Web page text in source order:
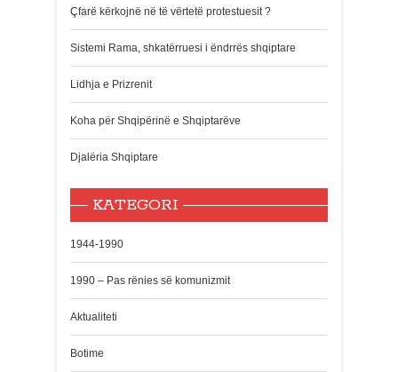
Çfarë kërkojnë në të vërtetë protestuesit ?
Sistemi Rama, shkatërruesi i ëndrrës shqiptare
Lidhja e Prizrenit
Koha për Shqipërinë e Shqiptarëve
Djalëria Shqiptare
KATEGORI
1944-1990
1990 – Pas rënies së komunizmit
Aktualiteti
Botime